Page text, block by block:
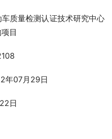
质量检测认证技术研究中心
目
年07月29日
日